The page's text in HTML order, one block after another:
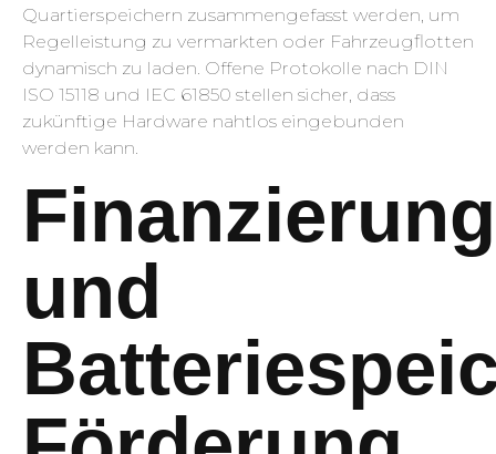
Quartierspeichern zusammengefasst werden, um
Regelleistung zu vermarkten oder Fahrzeugflotten
dynamisch zu laden. Offene Protokolle nach DIN
ISO 15118 und IEC 61850 stellen sicher, dass
zukünftige Hardware nahtlos eingebunden
werden kann.
Finanzierung
und